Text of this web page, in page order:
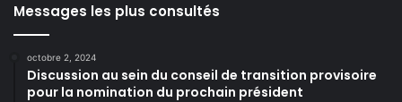
Messages les plus consultés
octobre 2, 2024
Discussion au sein du conseil de transition provisoire
pour la nomination du prochain président